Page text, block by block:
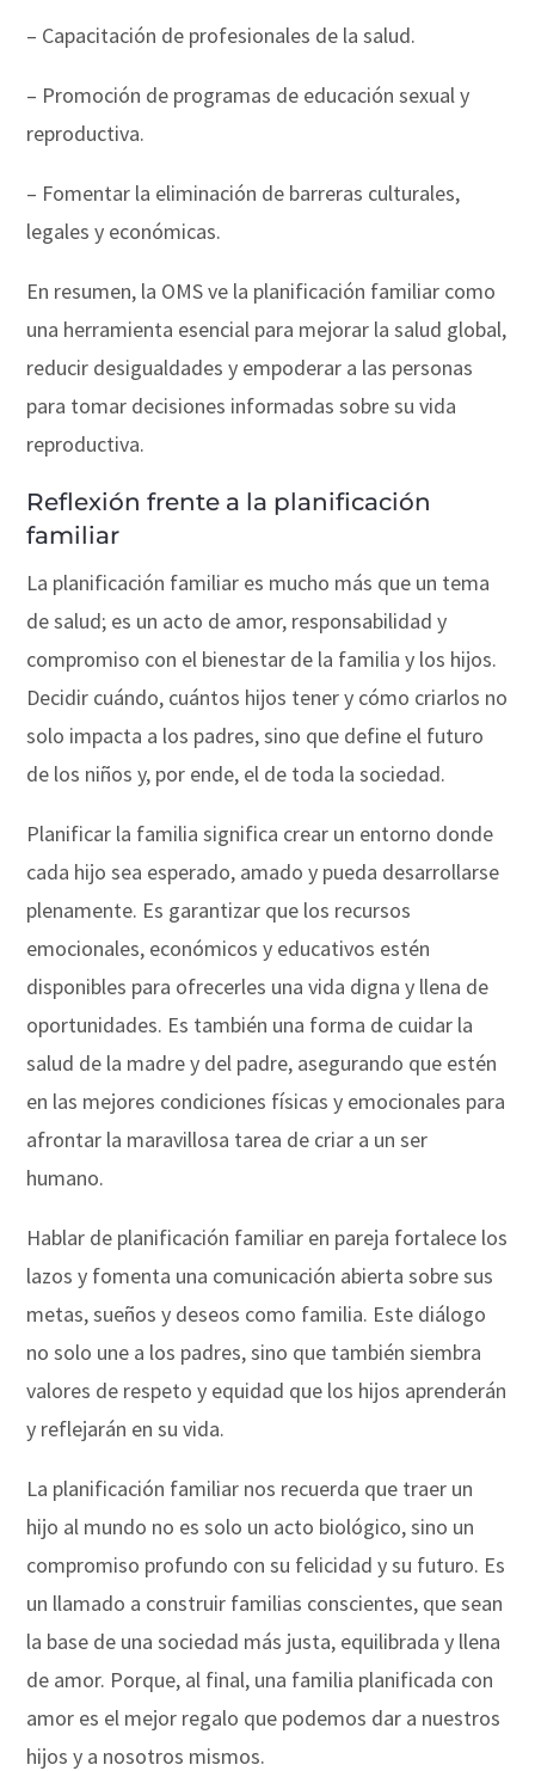
– Capacitación de profesionales de la salud.
– Promoción de programas de educación sexual y
reproductiva.
– Fomentar la eliminación de barreras culturales,
legales y económicas.
En resumen, la OMS ve la planificación familiar como
una herramienta esencial para mejorar la salud global,
reducir desigualdades y empoderar a las personas
para tomar decisiones informadas sobre su vida
reproductiva.
Reflexión frente a la planificación
familiar
La planificación familiar es mucho más que un tema
de salud; es un acto de amor, responsabilidad y
compromiso con el bienestar de la familia y los hijos.
Decidir cuándo, cuántos hijos tener y cómo criarlos no
solo impacta a los padres, sino que define el futuro
de los niños y, por ende, el de toda la sociedad.
Planificar la familia significa crear un entorno donde
cada hijo sea esperado, amado y pueda desarrollarse
plenamente. Es garantizar que los recursos
emocionales, económicos y educativos estén
disponibles para ofrecerles una vida digna y llena de
oportunidades. Es también una forma de cuidar la
salud de la madre y del padre, asegurando que estén
en las mejores condiciones físicas y emocionales para
afrontar la maravillosa tarea de criar a un ser
humano.
Hablar de planificación familiar en pareja fortalece los
lazos y fomenta una comunicación abierta sobre sus
metas, sueños y deseos como familia. Este diálogo
no solo une a los padres, sino que también siembra
valores de respeto y equidad que los hijos aprenderán
y reflejarán en su vida.
La planificación familiar nos recuerda que traer un
hijo al mundo no es solo un acto biológico, sino un
compromiso profundo con su felicidad y su futuro. Es
un llamado a construir familias conscientes, que sean
la base de una sociedad más justa, equilibrada y llena
de amor. Porque, al final, una familia planificada con
amor es el mejor regalo que podemos dar a nuestros
hijos y a nosotros mismos.